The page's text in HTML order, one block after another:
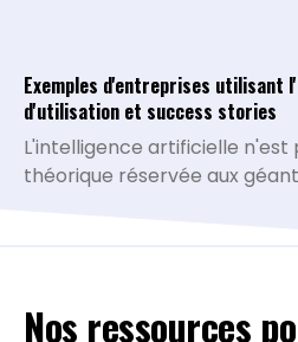
Exemples d'entreprises utilisant
d'utilisation et success stories
L'intelligence artificielle n'est
théorique réservée aux
multiplient et prouvent leur
Nos ressources